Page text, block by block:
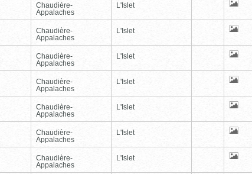
Chaudière-
Appalaches
L'Islet
Chaudière-
Appalaches
L'Islet
Chaudière-
Appalaches
L'Islet
Chaudière-
Appalaches
L'Islet
Chaudière-
Appalaches
L'Islet
Chaudière-
Appalaches
L'Islet
Chaudière-
Appalaches
L'Islet